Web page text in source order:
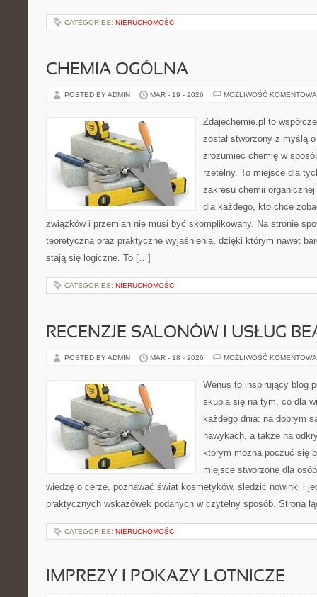
CATEGORIES: NIERUCHOMOŚCI
CHEMIA OGÓLNA
POSTED BY ADMIN MAR - 19 - 2026 MOŻLIWOŚĆ
Zdajechemie.pl to
został stworzony z myślą
zrozumieć chemię w
rzetelny. To miejsce dla
zakresu chemii
dla każdego, kto chce
związków i przemian nie musi być skomplikowany. Na stronie
teoretyczna oraz praktyczne wyjaśnienia, dzięki którym nawet
stają się logiczne. To […]
CATEGORIES: NIERUCHOMOŚCI
RECENZJE SALONÓW I USŁUG
POSTED BY ADMIN MAR - 18 - 2026 MOŻLIWOŚĆ
Wenus to inspirujący blog
skupia się na tym, co dla
każdego dnia: na dobrym
nawykach, a także na
którym można poczuć się
miejsce stworzone dla
wiedzę o cerze, poznawać świat kosmetyków, śledzić nowinki i
praktycznych wskazówek podanych w czytelny sposób. Strona
CATEGORIES: NIERUCHOMOŚCI
IMPREZY I POKAZY LOTNICZE